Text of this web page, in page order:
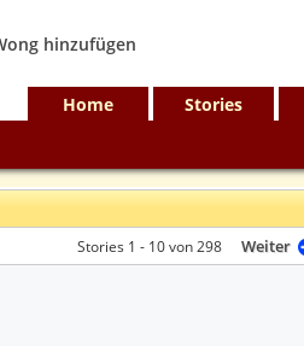
Stories
Home
Stories 1 - 10 von 298 Weiter